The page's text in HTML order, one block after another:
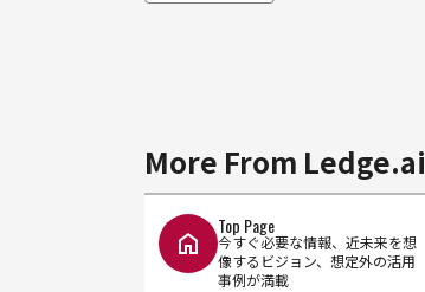
More From Ledge.ai
Top Page
今すぐ必要な情報、近未来を想
像するビジョン、想定外の活用
事例が満載